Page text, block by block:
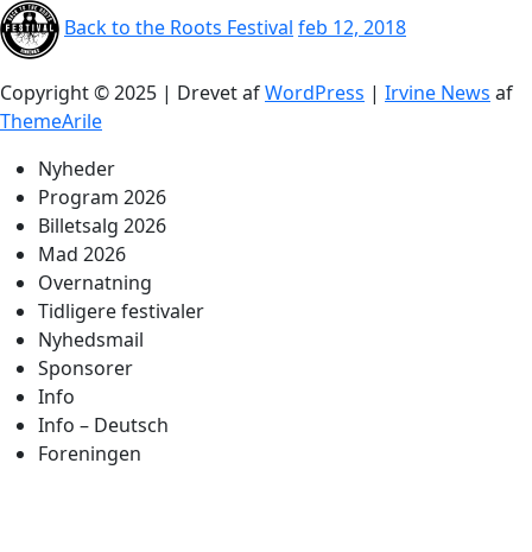
Back to the Roots Festival feb 12, 2018
Copyright © 2025 | Drevet afWordPress | Irvine News af
ThemeArile
Nyheder
Program 2026
Billetsalg 2026
Mad 2026
Overnatning
Tidligere festivaler
Nyhedsmail
Sponsorer
Info
Info – Deutsch
Foreningen